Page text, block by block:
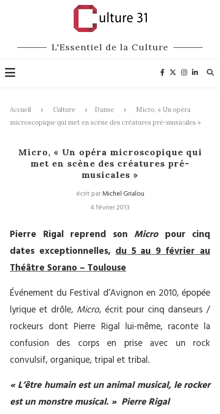
L'Essentiel de la Culture
Accueil Culture Danse
Micro, « Un opéra
microscopique qui met en scène des créatures pré-musicales »
Danse
Micro, « Un opéra microscopique qui
met en scène des créatures pré-
musicales »
écrit parMichel Grialou
4 février 2013
Pierre Rigal reprend son Micropour cinq
dates exceptionnelles,du 5 au 9 février au
Théâtre Sorano – Toulouse
Événement du Festival d’Avignon en 2010, épopée
lyrique et drôle, Micro, écrit pour cinq danseurs /
rockeurs dont Pierre Rigal lui-même, raconte la
confusion des corps en prise avec un rock
convulsif, organique, tripal et tribal.
« L’être humain est un animal musical, le rocker
est un monstre musical. » Pierre Rigal